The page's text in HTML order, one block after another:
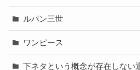
ルパン三世
ワンピース
下ネタという概念が存在しない